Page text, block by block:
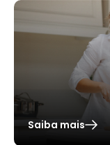
Saiba mais